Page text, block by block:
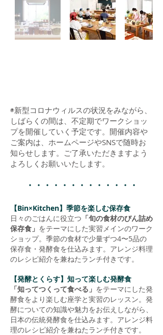
◉新型コロナウィルスの状況をみながら、
しばらくの間は、不定期でワークショッ
プを開催していく予定です。開催内容や
ご案内は、ホームページやSNSで随時お
知らせします。ご了承いただきますよう
よろしくお願いいたします。
・・・・・・・・・・ ・・・
【Bin×Kitchen】季節を楽しむ保存食
日々のごはんに役立つ 「旬の食材のびん詰め
保存食」 をテーマにした実習メインのワーク
ショップ。季節の食材で少量ずつ4〜5品の
保存食・発酵食を仕込みます。アレンジ料理
のレシピ紹介を兼ねたランチ付きです。
【発酵とくらす】 知って楽しむ発酵食
「知ってつくって食べる」 をテーマにした発
酵食をより楽しむ座学と実習のレッスン。発
酵についての知識や魅力をお伝えしながら、
日本の伝統発酵食を仕込みます。アレンジ料
理のレシピ紹介を兼ねたランチ付きです。